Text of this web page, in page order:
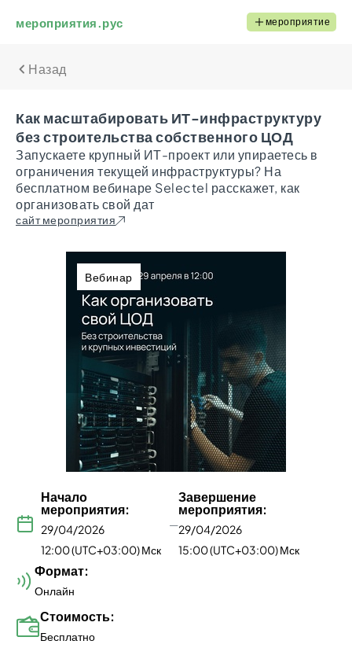
мероприятия.рус мероприятие
Назад
Как масштабировать ИТ-инфраструктуру
без строительства собственного ЦОД
Запускаете крупный ИТ-проект или упираетесь в
ограничения текущей инфраструктуры? На
бесплатном вебинаре Selectel расскажет, как
организовать свой дат
сайт мероприятия
Вебинар
Начало
мероприятия:
29/04/2026
12:00 (UTC+03:00) Мск
—
Завершение
мероприятия:
29/04/2026
15:00 (UTC+03:00) Мск
Формат:
Онлайн
Стоимость:
Бесплатно